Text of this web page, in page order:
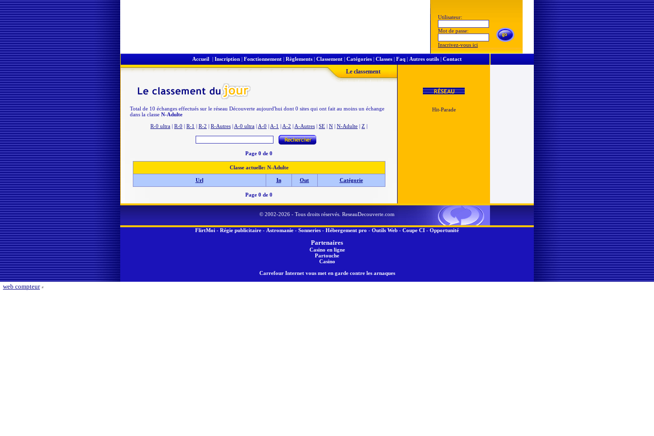
Utilisateur:
Mot de passe:
Inscrivez-vous ici
Accueil | Inscription | Fonctionnement | Règlements | Classement | Catégories | Classes | Faq | Autres outils | Contact
Le classement
Total de 10 échanges effectués sur le réseau Découverte aujourd'hui dont 0 sites qui ont fait au moins un échange
dans la classe N-Adulte
R-0 ultra | R-0 | R-1 | R-2 | R-Autres | A-0 ultra | A-0 | A-1 | A-2 | A-Autres | SE | N | N-Adulte | Z |
Page 0 de 0
Classe actuelle: N-Adulte
Url In Out Catégorie
Page 0 de 0
© 2002-2026 - Tous droits réservés. ReseauDecouverte.com
FlirtMoi - Régie publicitaire - Astromanie - Sonneries - Hébergement pro - Outils Web - Coupe CI - Opportunité
Partenaires
Casino en ligne
Partouche
Casino
Carrefour Internet vous met en garde contre les arnaques
web compteur